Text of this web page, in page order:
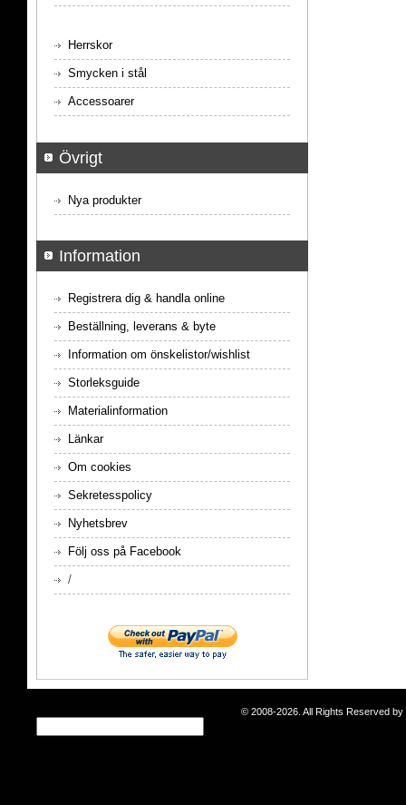
Herrskor
Smycken i stål
Accessoarer
Övrigt
Nya produkter
Information
Registrera dig & handla online
Beställning, leverans & byte
Information om önskelistor/wishlist
Storleksguide
Materialinformation
Länkar
Om cookies
Sekretesspolicy
Nyhetsbrev
Följ oss på Facebook
/
© 2008-2026. All Rights Reserved